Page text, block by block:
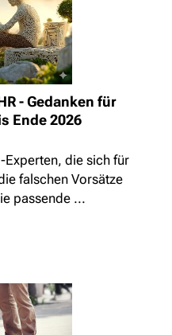
- Gedanken für
Ende 2026
Experten, die sich für
falschen Vorsätze
passende ...